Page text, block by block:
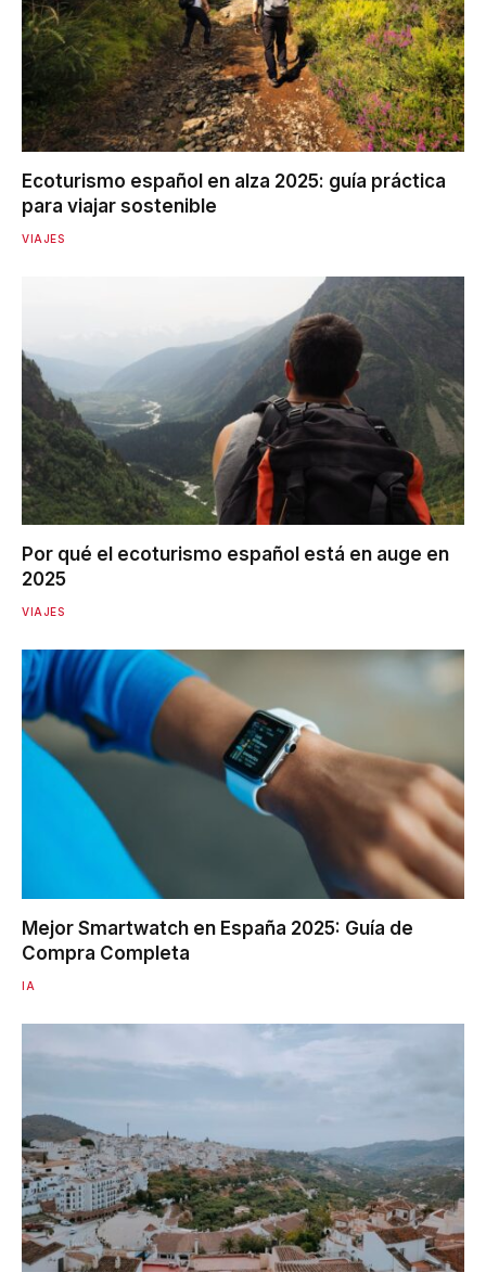
Ecoturismo español en alza 2025: guía práctica
para viajar sostenible
VIAJES
Por qué el ecoturismo español está en auge en
2025
VIAJES
Mejor Smartwatch en España 2025: Guía de
Compra Completa
IA